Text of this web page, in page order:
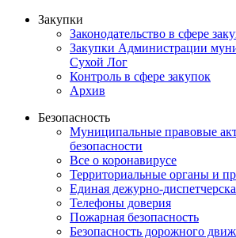
Закупки
Законодательство в сфере
Закупки Администрации
Сухой Лог
Контроль в сфере закупок
Архив
Безопасность
Муниципальные правовые
безопасности
Все о коронавирусе
Территориальные органы и
Единая дежурно-
Телефоны доверия
Пожарная безопасность
Безопасность дорожного